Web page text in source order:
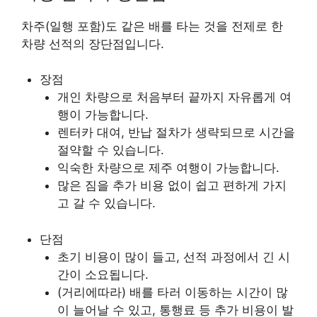
차주(일행 포함)도 같은 배를 타는 것을 전제로 한
차량 선적의 장단점입니다.
장점
개인 차량으로 처음부터 끝까지 자유롭게 여
행이 가능합니다.
렌터카 대여, 반납 절차가 생략되므로 시간을
절약할 수 있습니다.
익숙한 차량으로 제주 여행이 가능합니다.
많은 짐을 추가 비용 없이 쉽고 편하게 가지
고 갈 수 있습니다.
단점
초기 비용이 많이 들고, 선적 과정에서 긴 시
간이 소요됩니다.
(거리에따라) 배를 타러 이동하는 시간이 많
이 늘어날 수 있고, 통행료 등 추가 비용이 발